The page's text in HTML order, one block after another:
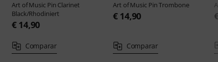
Art of Music Pin Clarinet
Black/Rhodiniert
€ 14,90
Comparar
Art of Music Pin Trombone
€ 14,90
Comparar